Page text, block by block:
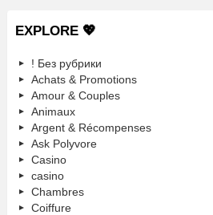
EXPLORE 💖
! Без рубрики
Achats & Promotions
Amour & Couples
Animaux
Argent & Récompenses
Ask Polyvore
Casino
casino
Chambres
Coiffure